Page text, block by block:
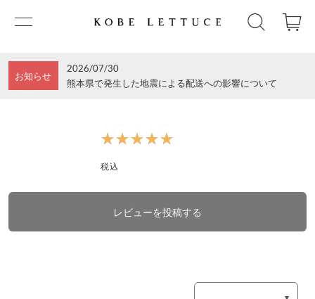
お知らせ
2026/07/30
熊本県で発生した地震による配送への影響について
★★★★★
★★★★★
税込
レビューを投稿する